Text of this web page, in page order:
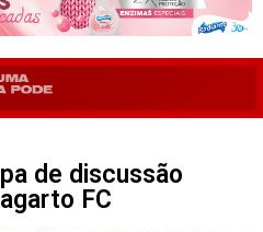
de discussão
FC